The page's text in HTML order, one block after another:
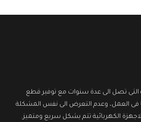
التى تصل الى عدة سنوات مع توفير قطع
فى العمل، وعدم التعرض الى نفس المشكلة
الكهربائية تتم بشكل سريع ومتميز.